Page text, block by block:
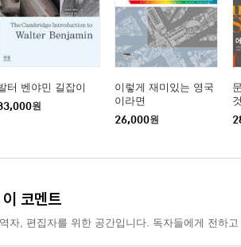
터 벤야민 길잡이
원
이렇게 재미있는 영국
이라면
26,000원
코멘트
자, 편집자를 위한 공간입니다. 독자들에게 전하